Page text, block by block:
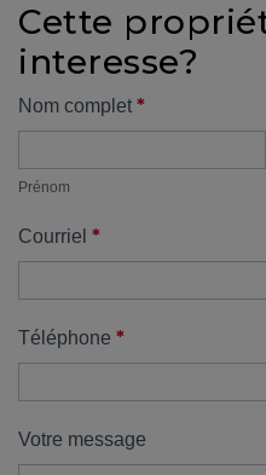
outils
pour
financement
propriétaire
UNE
DÉCISION
!
de
démarrage
:
Cette
interesse?
Formulaire
Nom complet *
Prénom
Courriel *
Téléphone *
Votre message